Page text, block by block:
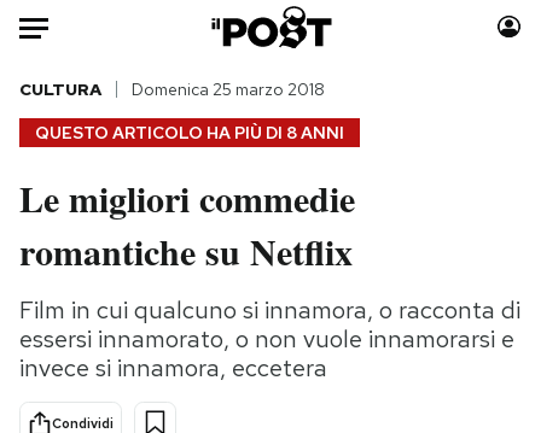
Auto
HOME
Italia
Politica
Tecnologia
Internet
Scienza
Cultura
Moda
Consumismi
Storie/Idee
Ok Boomer!
Media
QUESTO ARTICOLO HA PIÙ DI 8 ANNI
CULTURA Domenica 25 marzo 2018
Le migliori commedie
romantiche su Netflix
Film in cui qualcuno si innamora, o racconta di
essersi innamorato, o non vuole innamorarsi e
invece si innamora, eccetera
Condividi